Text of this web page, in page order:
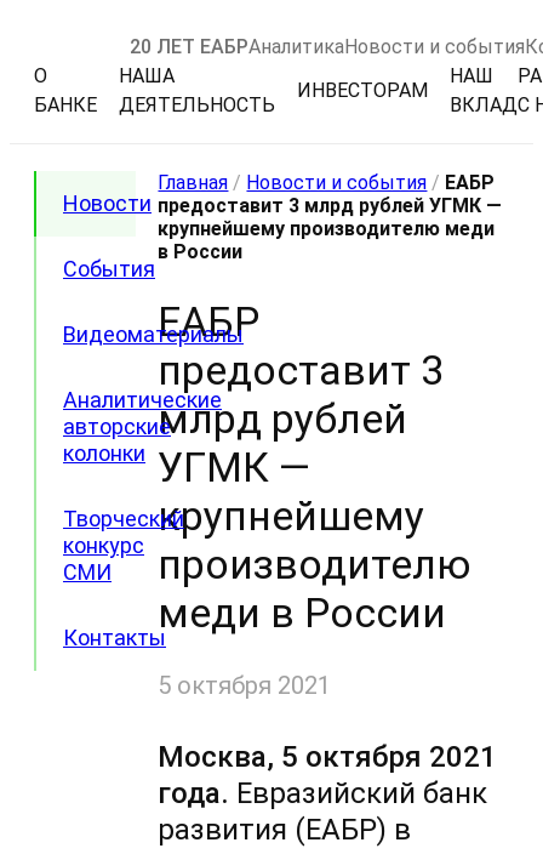
20 ЛЕТ ЕАБРАналитикаНовости и события
О
БАНКЕ
НАША
ДЕЯТЕЛЬНОСТЬ
ИНВЕСТОРАМ
НАШ
ВКЛАДС
Новости
События
Видеоматериалы
Аналитические
авторские
колонки
Творческий
конкурс
СМИ
Контакты
Главная / Новости и события / ЕАБР
предоставит 3 млрд рублей УГМК —
крупнейшему производителю меди
в России
ЕАБР
предоставит 3
млрд рублей
УГМК —
крупнейшему
производителю
меди в России
5 октября 2021
Москва, 5 октября 2021
года. Евразийский банк
развития (ЕАБР) в